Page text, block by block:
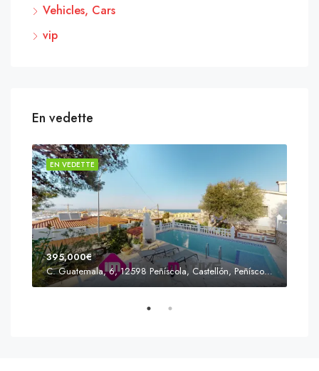
Vehicles, Cars
vip
En vedette
EN VEDETTE
395,000€
C. Guatemala, 6, 12598 Peñíscola, Castellón, Peñíscola, Communauté valencienne